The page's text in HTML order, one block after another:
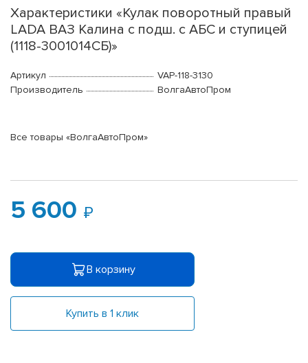
Характеристики «Кулак поворотный правый
LADA ВАЗ Калина с подш. с АБС и ступицей
(1118-3001014СБ)»
Артикул
VAP-118-3130
Производитель
ВолгаАвтоПром
Все товары «ВолгаАвтоПром»
5 600
В корзину
Купить в 1 клик